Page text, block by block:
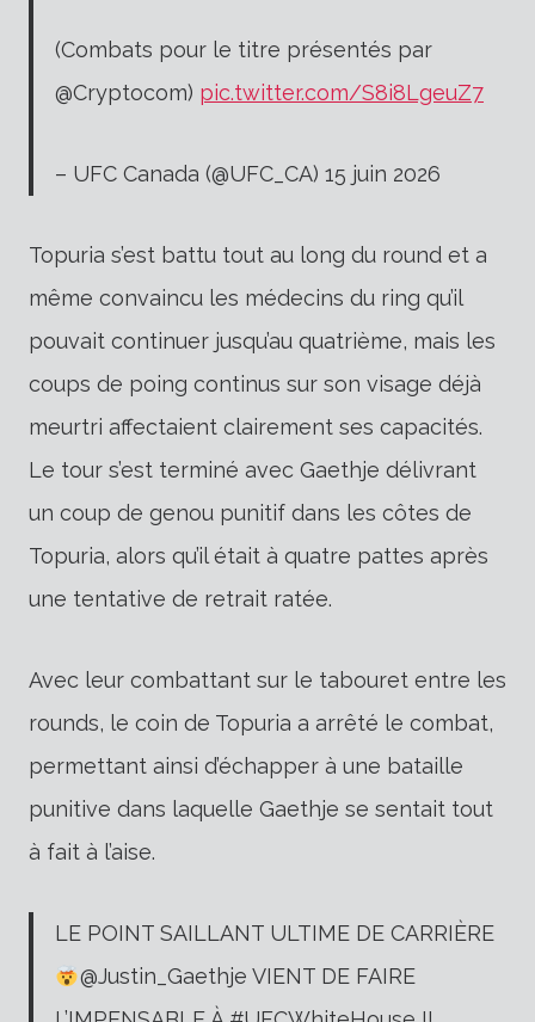
(Combats pour le titre présentés par
@Cryptocom) pic.twitter.com/S8i8LgeuZ7
– UFC Canada (@UFC_CA) 15 juin 2026
Topuria s’est battu tout au long du round et a
même convaincu les médecins du ring qu’il
pouvait continuer jusqu’au quatrième, mais les
coups de poing continus sur son visage déjà
meurtri affectaient clairement ses capacités.
Le tour s’est terminé avec Gaethje délivrant
un coup de genou punitif dans les côtes de
Topuria, alors qu’il était à quatre pattes après
une tentative de retrait ratée.
Avec leur combattant sur le tabouret entre les
rounds, le coin de Topuria a arrêté le combat,
permettant ainsi d’échapper à une bataille
punitive dans laquelle Gaethje se sentait tout
à fait à l’aise.
LE POINT SAILLANT ULTIME DE CARRIÈRE
@Justin_Gaethje VIENT DE FAIRE